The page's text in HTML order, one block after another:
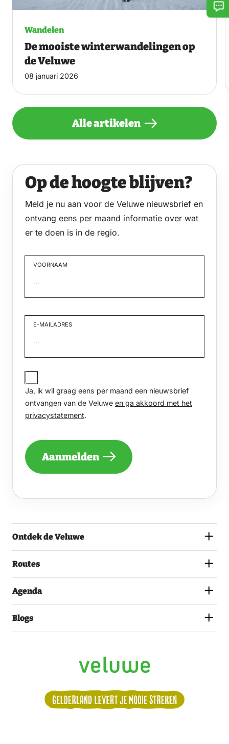
Wandelen
De mooiste winterwandelingen op
de Veluwe
08 januari 2026
Alle artikelen
Op de hoogte blijven?
Meld je nu aan voor de Veluwe nieuwsbrief en
ontvang eens per maand informatie over wat
er te doen is in de regio.
VOORNAAM
E-MAILADRES
JA,
IK
WIL
GRAAG
PER
EEN
ONTVANGEN
EN
HET
Ja, ik wil graag eens per maand een nieuwsbrief
ontvangen van de Veluwe en ga akkoord met het
privacystatement.
Aanmelden
Ontdek de Veluwe
Routes
Agenda
Blogs